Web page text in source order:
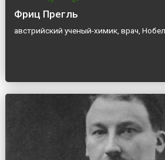
Фриц Прегль
австрийский ученый-химик, врач,